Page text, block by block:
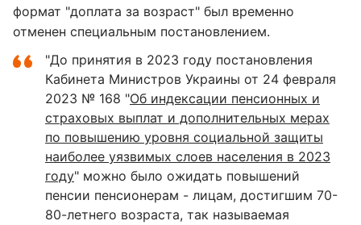
формат "доплата за возраст" был временно
отменен специальным постановлением.
"До принятия в 2023 году постановления
Кабинета Министров Украины от 24 февраля
2023 № 168 "Об индексации пенсионных и
страховых выплат и дополнительных мерах
по повышению уровня социальной защиты
наиболее уязвимых слоев населения в 2023
году" можно было ожидать повышений
пенсии пенсионерам - лицам, достигшим 70-
80-летнего возраста, так называемая